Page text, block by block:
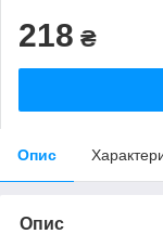
218 ₴
Опис
Опис